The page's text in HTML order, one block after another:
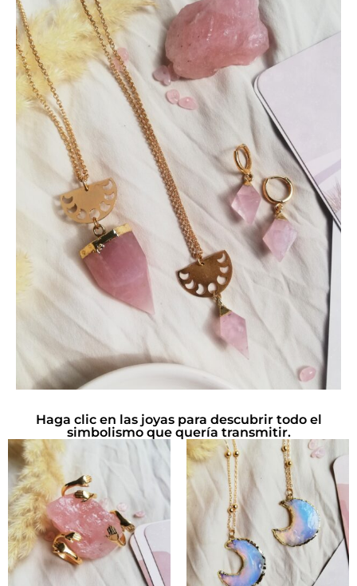
Haga clic en las joyas para descubrir todo el
simbolismo que quería transmitir.